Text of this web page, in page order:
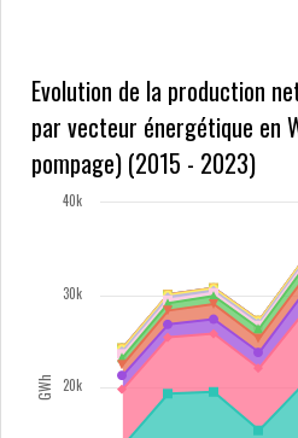
GWh 20k
30k
40k
Evolution de la production
par vecteur énergétique en
pompage) (2015 - 2023)